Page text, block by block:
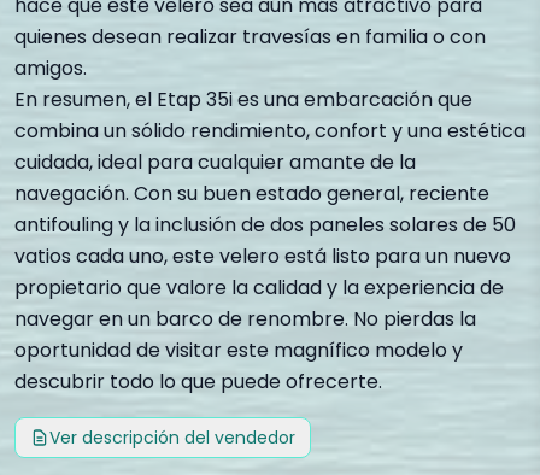
quienes desean realizar travesías en familia o con
amigos.
En resumen, el Etap 35i es una embarcación que
combina un sólido rendimiento, confort y una estética
cuidada, ideal para cualquier amante de la
navegación. Con su buen estado general, reciente
antifouling y la inclusión de dos paneles solares de 50
vatios cada uno, este velero está listo para un nuevo
propietario que valore la calidad y la experiencia de
navegar en un barco de renombre. No pierdas la
oportunidad de visitar este magnífico modelo y
descubrir todo lo que puede ofrecerte.
Ver descripción del vendedor